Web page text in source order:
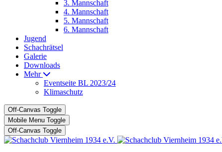
3. Mannschaft
4. Mannschaft
5. Mannschaft
6. Mannschaft
Jugend
Schachrätsel
Galerie
Downloads
Mehr
Eventseite BL 2023/24
Klimaschutz
Off-Canvas Toggle
Mobile Menu Toggle
Off-Canvas Toggle